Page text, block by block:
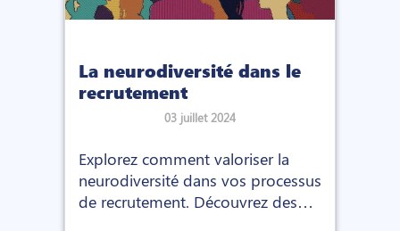
La neurodiversité dans le
recrutement
03 juillet 2024
Explorez comment valoriser la
neurodiversité dans vos processus
de recrutement. Découvrez des